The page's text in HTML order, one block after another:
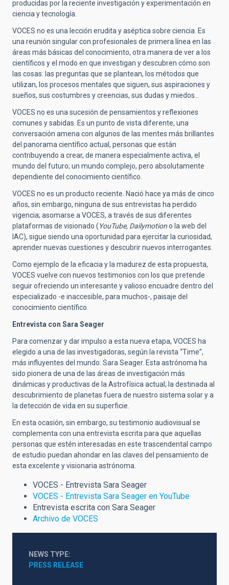
producidas por la reciente investigación y experimentación en
ciencia y tecnología.
VOCES no es una lección erudita y aséptica sobre ciencia. Es
una reunión singular con profesionales de primera línea en las
áreas más básicas del conocimiento, otra manera de ver a los
científicos y el modo en que investigan y descubren cómo son
las cosas: las preguntas que se plantean, los métodos que
utilizan, los procesos mentales que siguen, sus aspiraciones y
sueños, sus costumbres y creencias, sus dudas y miedos…
VOCES no es una sucesión de pensamientos y reflexiones
comunes y sabidas. Es un punto de vista diferente, una
conversación amena con algunos de las mentes más brillantes
del panorama científico actual, personas que están
contribuyendo a crear, de manera especialmente activa, el
mundo del futuro; un mundo complejo, pero absolutamente
dependiente del conocimiento científico.
VOCES no es un producto reciente. Nació hace ya más de cinco
años, sin embargo, ninguna de sus entrevistas ha perdido
vigencia; asomarse a VOCES, a través de sus diferentes
plataformas de visionado (YouTube, Dailymotiono la web del
IAC), sigue siendo una oportunidad para ejercitar la curiosidad,
aprender nuevas cuestiones y descubrir nuevos interrogantes.
Como ejemplo de la eficacia y la madurez de esta propuesta,
VOCES vuelve con nuevos testimonios con los que pretende
seguir ofreciendo un interesante y valioso encuadre dentro del
especializado -e inaccesible, para muchos-, paisaje del
conocimiento científico.
Entrevista con Sara Seager
Para comenzar y dar impulso a esta nueva etapa, VOCES ha
elegido a una de las investigadoras, según la revista “Time”,
más influyentes del mundo: Sara Seager. Esta astrónoma ha
sido pionera de una de las áreas de investigación más
dinámicas y productivas de la Astrofísica actual; la destinada al
descubrimiento de planetas fuera de nuestro sistema solar y a
la detección de vida en su superficie.
En esta ocasión, sin embargo, su testimonio audiovisual se
complementa con una entrevista escrita para que aquellas
personas que estén interesadas en este trascendental campo
de estudio puedan ahondar en las claves del pensamiento de
esta excelente y visionaria astrónoma.
VOCES - Entrevista Sara Seager
VOCES - Entrevista Sara Seager en YouTube
Entrevista escrita con Sara Seager
Archivo de VOCES
NEWS TYPE
PRESS RELEASE